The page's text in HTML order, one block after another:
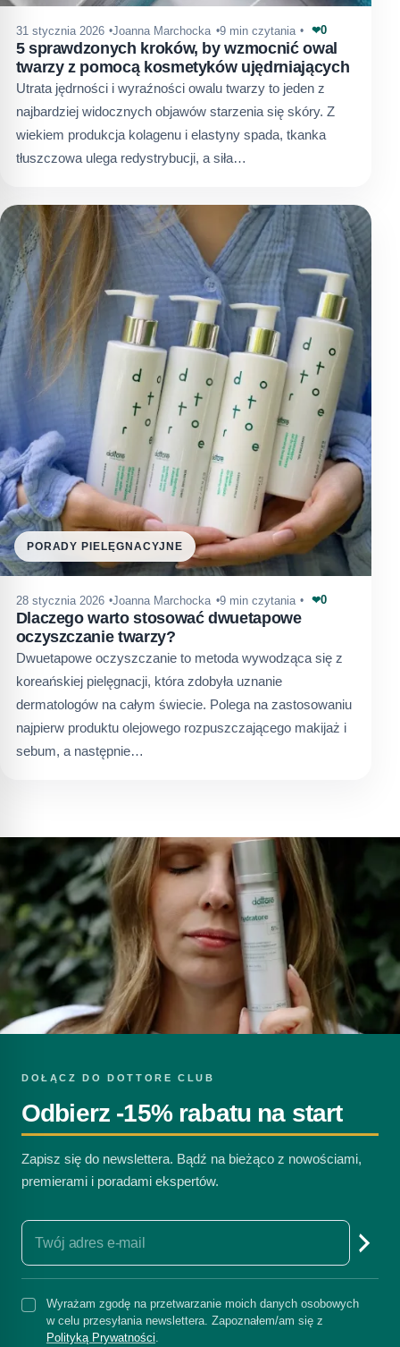
31 stycznia 2026 Joanna Marchocka 9 min czytania ❤0
5 sprawdzonych kroków, by wzmocnić owal
twarzy z pomocą kosmetyków ujędrniających
Utrata jędrności i wyraźności owalu twarzy to jeden z
najbardziej widocznych objawów starzenia się skóry. Z
wiekiem produkcja kolagenu i elastyny spada, tkanka
tłuszczowa ulega redystrybucji, a siła…
PORADY PIELĘGNACYJNE
28 stycznia 2026 Joanna Marchocka 9 min czytania ❤0
Dlaczego warto stosować dwuetapowe
oczyszczanie twarzy?
Dwuetapowe oczyszczanie to metoda wywodząca się z
koreańskiej pielęgnacji, która zdobyła uznanie
dermatologów na całym świecie. Polega na zastosowaniu
najpierw produktu olejowego rozpuszczającego makijaż i
sebum, a następnie…
DOŁĄCZ DO DOTTORE CLUB
Odbierz -15% rabatu na start
Zapisz się do newslettera. Bądź na bieżąco z nowościami,
premierami i poradami ekspertów.
Wyrażam zgodę na przetwarzanie moich danych osobowych
w celu przesyłania newslettera. Zapoznałem/am się z
Polityką Prywatności.